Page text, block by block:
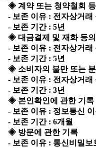
◈ 계약 또는 청약철회 등
- 보존 이유 : 전자상거래
- 보존 기간 : 5년
◈ 대금결제 및 재화 등의
- 보존 이유 : 전자상거래
- 보존 기간 : 5년
◈ 소비자의 불만 또는 분
- 보존 이유 : 전자상거래
- 보존 기간 : 3년
◈ 본인확인에 관한 기록
- 보존 이유 : 정보통신
- 보존 기간 : 6개월
◈ 방문에 관한 기록
- 보존 이유 : 통신비밀보